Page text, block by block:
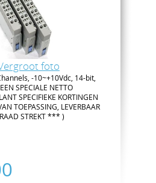
foto
-10~+10Vdc, 14-bit,
SPECIALE NETTO
SPECIFIEKE KORTINGEN
TOEPASSING, LEVERBAAR
STREKT *** )